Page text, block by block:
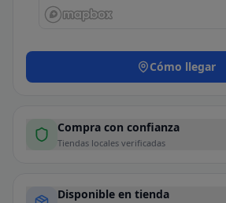
Cómo llegar
Compra con confianza
Tiendas locales verificadas
Disponible en tienda